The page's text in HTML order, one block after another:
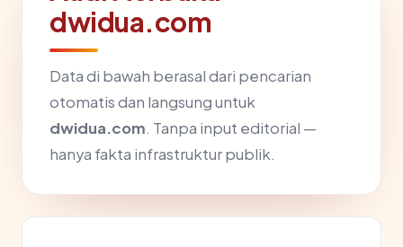
dwidua.com
Data di bawah berasal dari pencarian
otomatis dan langsung untuk
dwidua.com. Tanpa input editorial —
hanya fakta infrastruktur publik.